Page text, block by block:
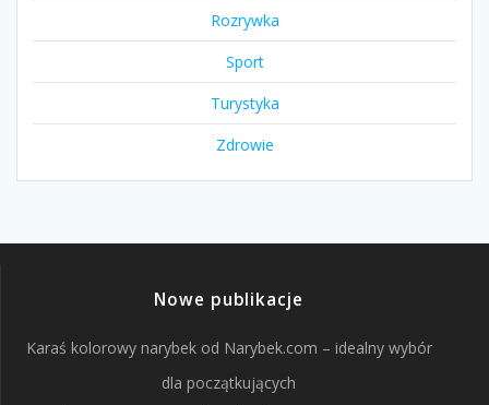
Rozrywka
Sport
Turystyka
Zdrowie
Nowe publikacje
Karaś kolorowy narybek od Narybek.com – idealny wybór
dla początkujących